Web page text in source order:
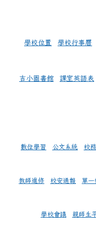
學校位置 學校行事曆
吉小圖書館 課室英語表
數位學習 公文系統 校
教師進修 校安通報 單一
學校會議 親師生